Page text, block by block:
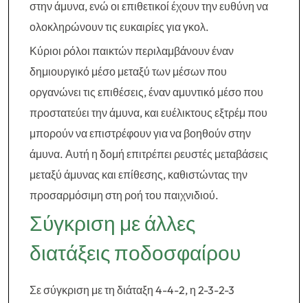
στην άμυνα, ενώ οι επιθετικοί έχουν την ευθύνη να
ολοκληρώνουν τις ευκαιρίες για γκολ.
Κύριοι ρόλοι παικτών περιλαμβάνουν έναν
δημιουργικό μέσο μεταξύ των μέσων που
οργανώνει τις επιθέσεις, έναν αμυντικό μέσο που
προστατεύει την άμυνα, και ευέλικτους εξτρέμ που
μπορούν να επιστρέφουν για να βοηθούν στην
άμυνα. Αυτή η δομή επιτρέπει ρευστές μεταβάσεις
μεταξύ άμυνας και επίθεσης, καθιστώντας την
προσαρμόσιμη στη ροή του παιχνιδιού.
Σύγκριση με άλλες
διατάξεις ποδοσφαίρου
Σε σύγκριση με τη διάταξη 4-4-2, η 2-3-2-3